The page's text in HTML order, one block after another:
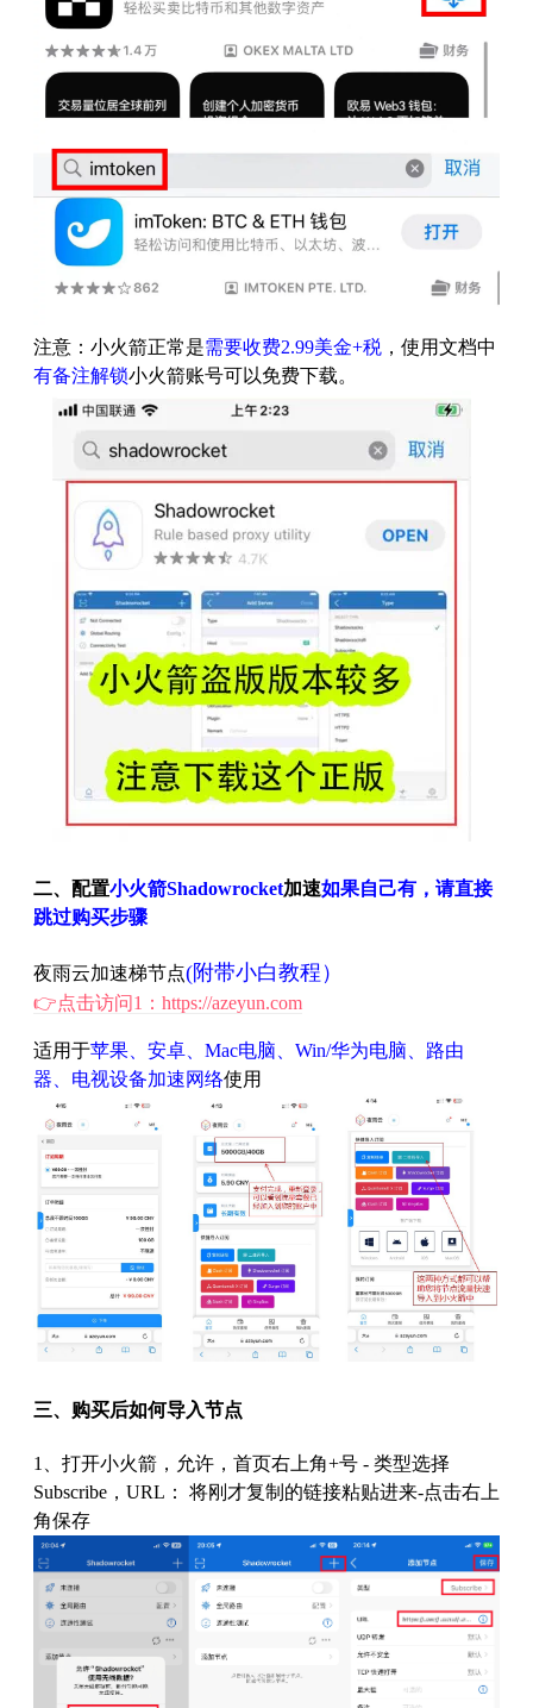
注意：小火箭正常是需要收费2.99美金+税 ，使用文档中
有备注解锁小火箭账号可以免费下载。
二、配置小火箭Shadowrocket加速如果自己有，请直接
跳过购买步骤
夜雨云加速梯节点(附带小白教程）
👉点击访问1：https://azeyun.com
适用于苹果、安卓、Mac电脑、Win/华为电脑、路由
器、电视设备加速网络使用
三、购买后如何导入节点
1、打开小火箭，允许，首页右上角+号 - 类型选择
Subscribe，URL： 将刚才复制的链接粘贴进来-点击右上
角保存